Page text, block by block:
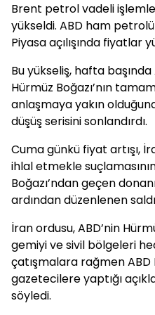
Brent petrol vadeli
yükseldi. ABD ham petrolü
Piyasa açılışında fiyatlar
Bu yükseliş, hafta
Hürmüz Boğazı’nın
anlaşmaya yakın
düşüş serisini sonlandırdı.
Cuma günkü fiyat artışı,
ihlal etmekle
Boğazı’ndan geçen
ardından düzenlenen
İran ordusu, ABD’nin
gemiyi ve sivil bölgeleri
çatışmalara rağmen
gazetecilere yaptığı
söyledi.